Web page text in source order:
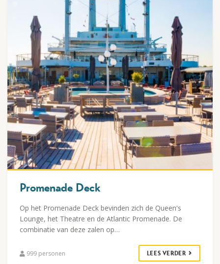
Promenade Deck
Op het Promenade Deck bevinden zich de Queen's
Lounge, het Theatre en de Atlantic Promenade. De
combinatie van deze zalen op…
999 personen LEES VERDER